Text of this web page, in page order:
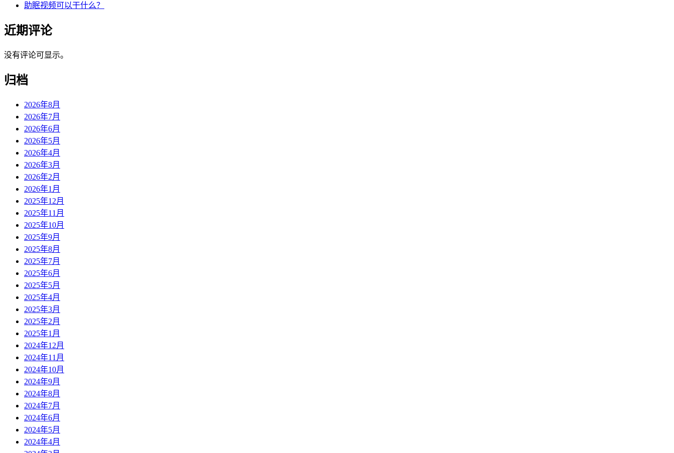
助眠视频可以干什么？
近期评论
没有评论可显示。
归档
2026年8月
2026年7月
2026年6月
2026年5月
2026年4月
2026年3月
2026年2月
2026年1月
2025年12月
2025年11月
2025年10月
2025年9月
2025年8月
2025年7月
2025年6月
2025年5月
2025年4月
2025年3月
2025年2月
2025年1月
2024年12月
2024年11月
2024年10月
2024年9月
2024年8月
2024年7月
2024年6月
2024年5月
2024年4月